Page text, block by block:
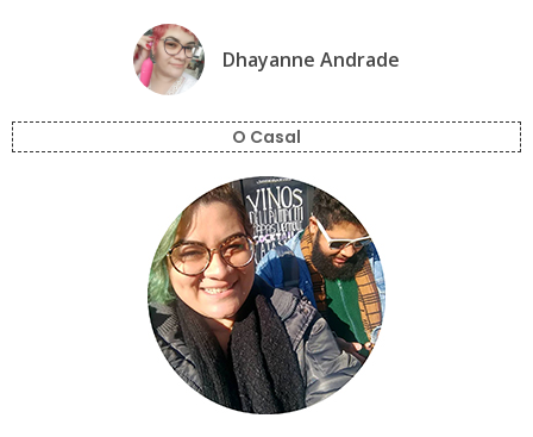
Dhayanne Andrade
O Casal